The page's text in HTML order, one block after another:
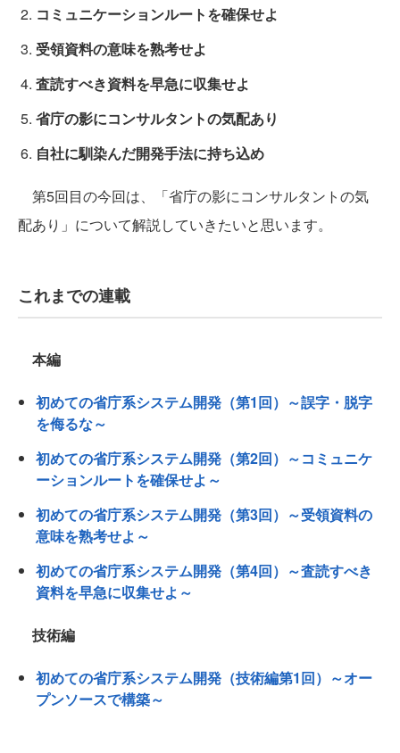
コミュニケーションルートを確保せよ
受領資料の意味を熟考せよ
査読すべき資料を早急に収集せよ
省庁の影にコンサルタントの気配あり
自社に馴染んだ開発手法に持ち込め
第5回目の今回は、「省庁の影にコンサルタントの気
配あり」について解説していきたいと思います。
これまでの連載
本編
初めての省庁系システム開発（第1回）～誤字・脱字
を侮るな～
初めての省庁系システム開発（第2回）～コミュニケ
ーションルートを確保せよ～
初めての省庁系システム開発（第3回）～受領資料の
意味を熟考せよ～
初めての省庁系システム開発（第4回）～査読すべき
資料を早急に収集せよ～
技術編
初めての省庁系システム開発（技術編第1回）～オー
プンソースで構築～